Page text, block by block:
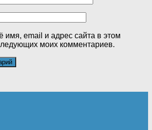
имя, email и адрес сайта в этом
моих комментариев.